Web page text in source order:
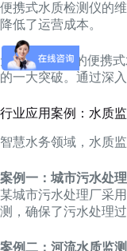
便携式水质检测仪的
降低了运营成本。
无需PLC控制的便携
的一大突破。通过深
行业应用案例：水质
智慧水务领域，水质
案例一：城市污水处
某城市污水处理厂采
测，确保了污水处理
案例二：河流水质监